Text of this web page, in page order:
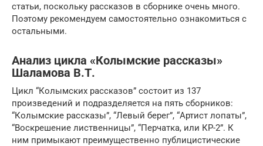
статьи, поскольку рассказов в сборнике очень много.
Поэтому рекомендуем самостоятельно ознакомиться с
остальными.
Анализ цикла «Колымские рассказы»
Шаламова В.Т.
Цикл “Колымских рассказов” состоит из 137
произведений и подразделяется на пять сборников:
“Колымские рассказы”, “Левый берег”, “Артист лопаты”,
“Воскрешение лиственницы”, “Перчатка, или КР-2”. К
ним примыкают преимущественно публицистические